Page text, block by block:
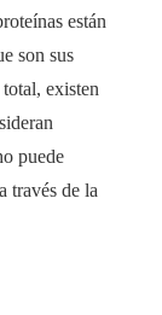
están
son sus
existen
puede
través de la